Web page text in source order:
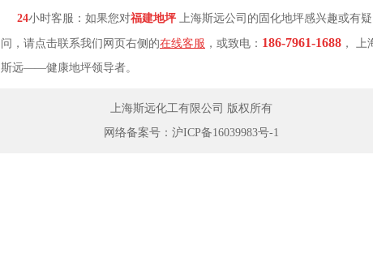
24小时客服：如果您对福建地坪 上海斯远公司的固化地坪感兴趣或有疑
问，请点击联系我们网页右侧的在线客服 ，或致电： 186-7961-1688 ， 上
斯远——健康地坪领导者。
上海斯远化工有限公司 版权所有
网络备案号： 沪ICP备16039983号-1